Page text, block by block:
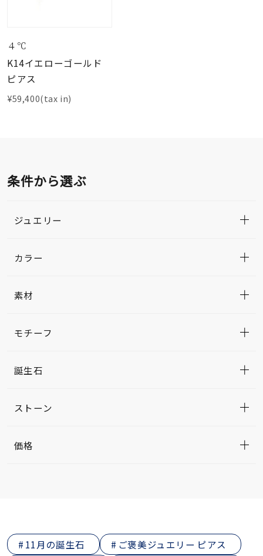
４℃
K14イエローゴールド
ピアス
¥59,400(tax in)
条件から選ぶ
ジュエリー
カラー
素材
モチーフ
誕生石
ストーン
価格
11月の誕生石
ご褒美ジュエリー ピアス